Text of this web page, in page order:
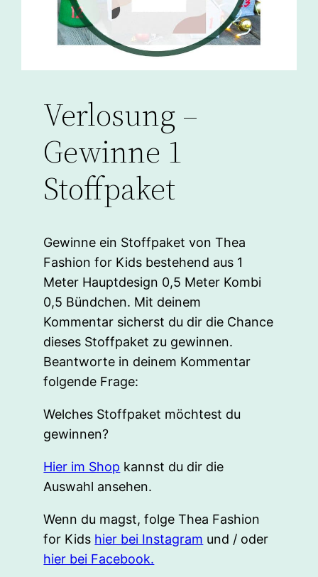
Verlosung –
Gewinne 1
Stoffpaket
Gewinne ein Stoffpaket von Thea
Fashion for Kids bestehend aus 1
Meter Hauptdesign 0,5 Meter Kombi
0,5 Bündchen. Mit deinem
Kommentar sicherst du dir die Chance
dieses Stoffpaket zu gewinnen.
Beantworte in deinem Kommentar
folgende Frage:
Welches Stoffpaket möchtest du
gewinnen?
Hier im Shop kannst du dir die
Auswahl ansehen.
Wenn du magst, folge Thea Fashion
for Kids hier bei Instagram und / oder
hier bei Facebook.